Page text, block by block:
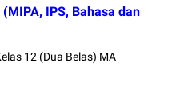
IPS, Bahasa dan
12 (Dua Belas) MA